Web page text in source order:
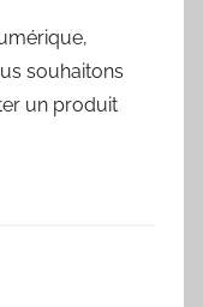
souhaitons
un produit